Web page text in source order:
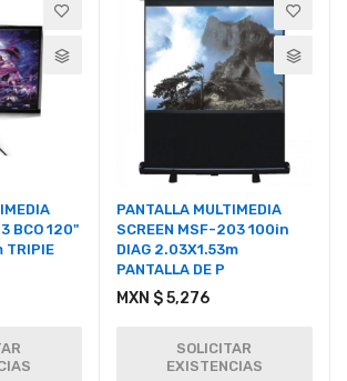
BCO 120"
TRIPIE
PANTALLA MULTIMEDIA
SCREEN MSF-203 100in
DIAG 2.03X1.53m
PANTALLA DE P
MXN $ 5,276
SOLICITAR
EXISTENCIAS